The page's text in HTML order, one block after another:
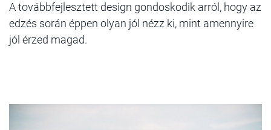
A továbbfejlesztett design gondoskodik arról, hogy az
edzés során éppen olyan jól nézz ki, mint amennyire
jól érzed magad.